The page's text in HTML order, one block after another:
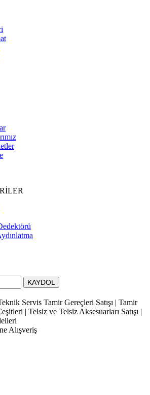
Servis Tamir Gereçleri Satışı | Tamir
| Telsiz ve Telsiz Aksesuarları Satışı |
Alışveriş